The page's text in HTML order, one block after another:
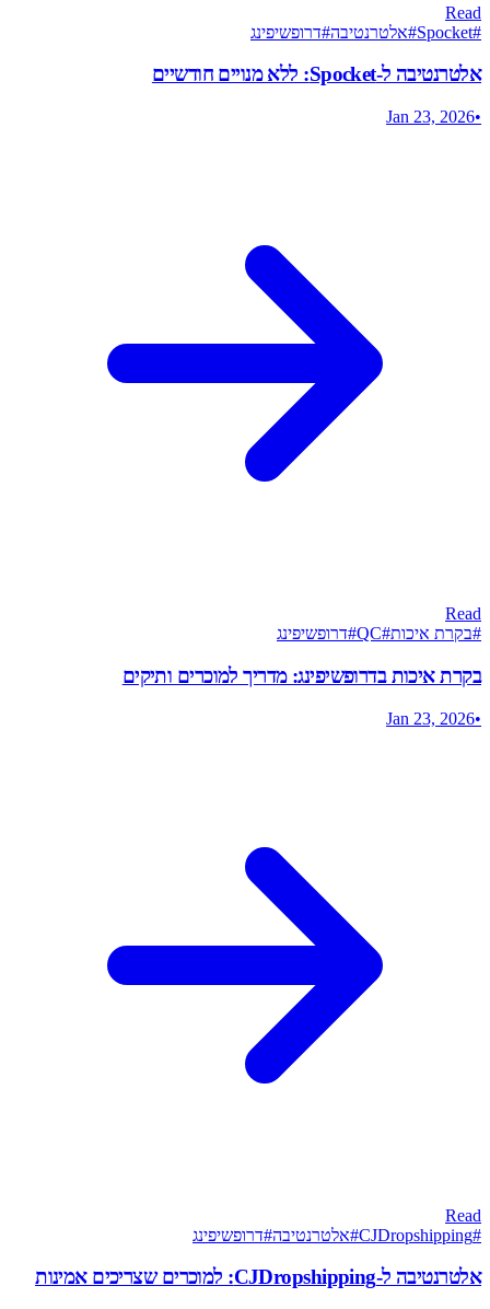
Read
#
Spocket
#אלטרנטיבה#דרופשיפינג
אלטרנטיבה ל-Spocket: ללא מנויים חודשיים
Jan 23, 2026•
Read
#בקרת איכות#
QC
#דרופשיפינג
בקרת איכות בדרופשיפינג: מדריך למוכרים ותיקים
Jan 23, 2026•
Read
#
CJDropshipping
#אלטרנטיבה#דרופשיפינג
אלטרנטיבה ל-CJDropshipping: למוכרים שצריכים אמינות